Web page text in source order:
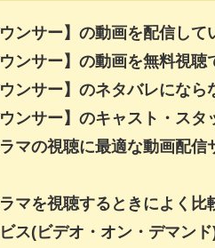
ンサー】の動画を配信して
ンサー】の動画を無料視聴
ンサー】のネタバレになら
ンサー】のキャスト・スタ
マの視聴に最適な動画配
マを視聴するときによく比
ス(ビデオ・オン・デマン